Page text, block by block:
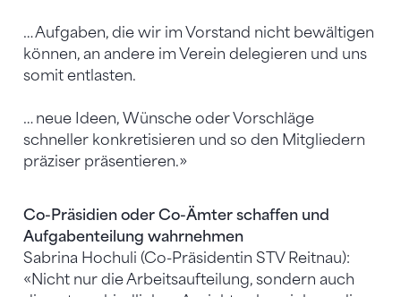
… Aufgaben, die wir im Vorstand nicht bewältigen
können, an andere im Verein delegieren und uns
somit entlasten.
… neue Ideen, Wünsche oder Vorschläge
schneller konkretisieren und so den Mitgliedern
präziser präsentieren.»
Co-Präsidien oder Co-Ämter schaffen und
Aufgabenteilung wahrnehmen
Sabrina Hochuli (Co-Präsidentin STV Reitnau):
«Nicht nur die Arbeitsaufteilung, sondern auch